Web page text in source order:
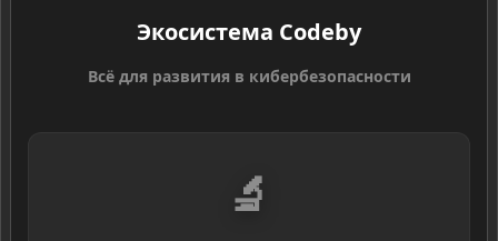
Экосистема Codeby
Всё для развития в кибербезопасности
🔬